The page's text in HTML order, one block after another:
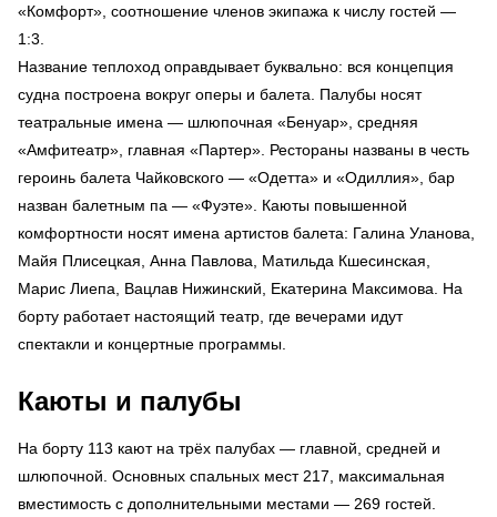
«Комфорт», соотношение членов экипажа к числу гостей —
1:3.
Название теплоход оправдывает буквально: вся концепция
судна построена вокруг оперы и балета. Палубы носят
театральные имена — шлюпочная «Бенуар», средняя
«Амфитеатр», главная «Партер». Рестораны названы в честь
героинь балета Чайковского — «Одетта» и «Одиллия», бар
назван балетным па — «Фуэте». Каюты повышенной
комфортности носят имена артистов балета: Галина Уланова,
Майя Плисецкая, Анна Павлова, Матильда Кшесинская,
Марис Лиепа, Вацлав Нижинский, Екатерина Максимова. На
борту работает настоящий театр, где вечерами идут
спектакли и концертные программы.
Каюты и палубы
На борту 113 кают на трёх палубах — главной, средней и
шлюпочной. Основных спальных мест 217, максимальная
вместимость с дополнительными местами — 269 гостей.